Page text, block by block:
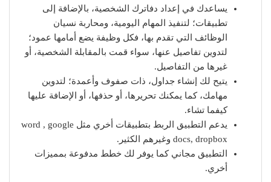
يساعدك في إعداد دفاترك الشخصية، بالإضافة إلى
تطبيقات؛ لتنفيذ المهام اليومية، ومحاربة نسيان
الوظائف التي تقدم بها، فكل وظيفة يضع أمامها عمود؛
لتدوين تفاصيل عنها، سواء قمت بالمقابلة الشخصية، أو
غيرها من التفاصيل.
يتيح لك إنشاء جداول، ذات صفوف وأعمدة؛ لتدوين
مهامك، كما يمكنك تحريرها، أو حذفها، أو الإضافة عليها
كيفما تشاء.
يدعم التطبيق الربط بتطبيقات أخري مثل word , google
docs, dropbox وغيرهم الكثير.
التطبيق مجاني كما يوفر لك خطط مدفوعة بمميزات
أخري.